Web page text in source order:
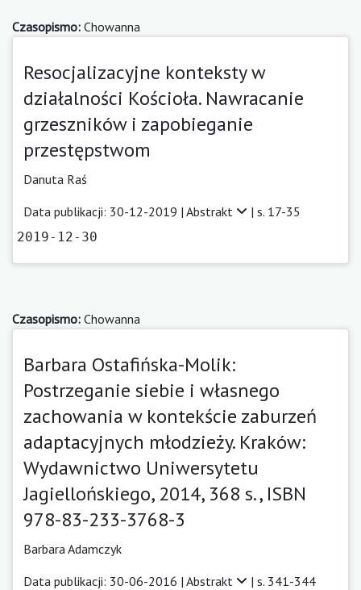
Czasopismo: Chowanna
Resocjalizacyjne konteksty w
działalności Kościoła. Nawracanie
grzeszników i zapobieganie
przestępstwom
Danuta Raś
Data publikacji: 30-12-2019 | Abstrakt | s. 17-35
2019-12-30
Czasopismo: Chowanna
Barbara Ostafińska-Molik:
Postrzeganie siebie i własnego
zachowania w kontekście zaburzeń
adaptacyjnych młodzieży. Kraków:
Wydawnictwo Uniwersytetu
Jagiellońskiego, 2014, 368 s., ISBN
978-83-233-3768-3
Barbara Adamczyk
Data publikacji: 30-06-2016 | Abstrakt | s. 341-344